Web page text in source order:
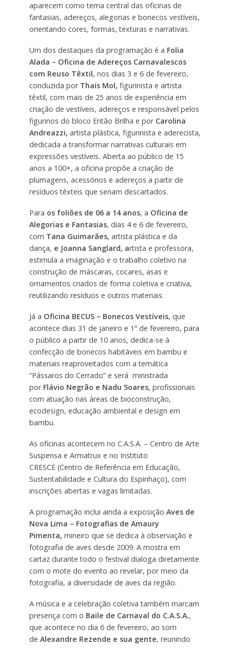
aparecem como tema central das oficinas de
fantasias, adereços, alegorias e bonecos vestíveis,
orientando cores, formas, texturas e narrativas.
Um dos destaques da programação é a Folia
Alada – Oficina de Adereços Carnavalescos
com Reuso Têxtil, nos dias 3 e 6 de fevereiro,
conduzida por Thais Mol, figurinista e artista
têxtil, com mais de 25 anos de experiência em
criação de vestíveis, adereços e responsável pelos
figurinos do bloco Então Brilha e por Carolina
Andreazzi, artista plástica, figurinista e aderecista,
dedicada a transformar narrativas culturais em
expressões vestíveis. Aberta ao público de 15
anos a 100+, a oficina propõe a criação de
plumagens, acessórios e adereços a partir de
resíduos têxteis que seriam descartados.
Para os foliões de 06 a 14 anos, a Oficina de
Alegorias e Fantasias, dias 4 e 6 de fevereiro,
com Tana Guimarães, artista plástica e da
dança, e Joanna Sanglard, artista e professora,
estimula a imaginação e o trabalho coletivo na
construção de máscaras, cocares, asas e
ornamentos criados de forma coletiva e criativa,
reutilizando resíduos e outros materiais.
Já a Oficina BECUS – Bonecos Vestíveis, que
acontece dias 31 de janeiro e 1º de fevereiro, para
o público a partir de 10 anos, dedica-se à
confecção de bonecos habitáveis em bambu e
materiais reaproveitados com a temática
“Pássaros do Cerrado” e será ministrada
por Flávio Negrão e Nadu Soares, profissionais
com atuação nas áreas de bioconstrução,
ecodesign, educação ambiental e design em
bambu.
As oficinas acontecem no C.A.S.A. – Centro de Arte
Suspensa e Armatrux e no Instituto
CRESCE (Centro de Referência em Educação,
Sustentabilidade e Cultura do Espinhaço), com
inscrições abertas e vagas limitadas.
A programação inclui ainda a exposição Aves de
Nova Lima – Fotografias de Amaury
Pimenta, mineiro que se dedica à observação e
fotografia de aves desde 2009. A mostra em
cartaz durante todo o festival dialoga diretamente
com o mote do evento ao revelar, por meio da
fotografia, a diversidade de aves da região.
A música e a celebração coletiva também marcam
presença com o Baile de Carnaval do C.A.S.A.,
que acontece no dia 6 de fevereiro, ao som
de Alexandre Rezende e sua gente, reunindo